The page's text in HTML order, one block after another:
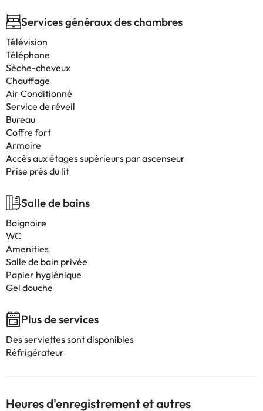
Services généraux des chambres
Télévision
Téléphone
Sèche-cheveux
Chauffage
Air Conditionné
Service de réveil
Bureau
Coffre fort
Armoire
Accès aux étages supérieurs par ascenseur
Prise près du lit
Salle de bains
Baignoire
WC
Amenities
Salle de bain privée
Papier hygiénique
Gel douche
Plus de services
Des serviettes sont disponibles
Réfrigérateur
Heures d'enregistrement et autres